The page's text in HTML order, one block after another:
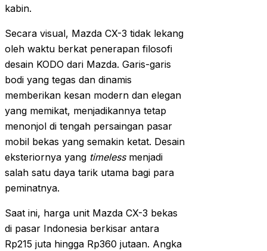
kabin.
Secara visual, Mazda CX-3 tidak lekang
oleh waktu berkat penerapan filosofi
desain KODO dari Mazda. Garis-garis
bodi yang tegas dan dinamis
memberikan kesan modern dan elegan
yang memikat, menjadikannya tetap
menonjol di tengah persaingan pasar
mobil bekas yang semakin ketat. Desain
eksteriornya yang timelessmenjadi
salah satu daya tarik utama bagi para
peminatnya.
Saat ini, harga unit Mazda CX-3 bekas
di pasar Indonesia berkisar antara
Rp215 juta hingga Rp360 jutaan. Angka